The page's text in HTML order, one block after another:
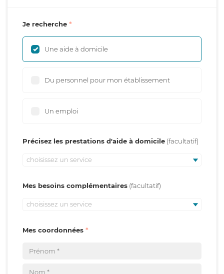
Je recherche
Une aide à domicile
Du personnel pour mon établissement
Un emploi
Précisez les prestations d'aide à domicile
choisissez un service
Mes besoins complémentaires
choisissez un service
Mes coordonnées